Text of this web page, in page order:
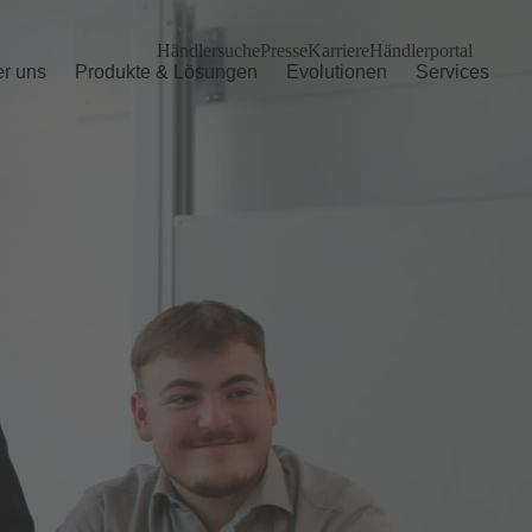
uns Produkte & Lösungen Evolutionen Services
HändlersuchePresseKarriereHändlerportal